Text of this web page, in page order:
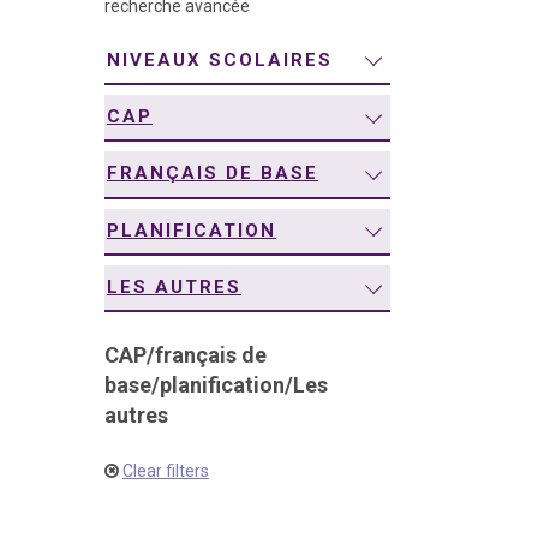
recherche avancée
NIVEAUX SCOLAIRES
CAP
FRANÇAIS DE BASE
PLANIFICATION
LES AUTRES
CAP/français de
base/planification/Les
autres
Clear filters